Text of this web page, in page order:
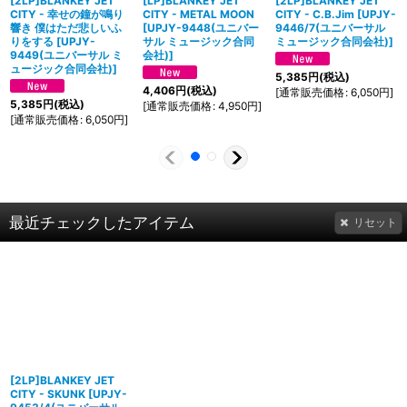
CITY - 幸せの鐘が鳴り
響き 僕はただ悲しいふ
りをする [UPJY-
9449(ユニバーサル ミ
ュージック合同会社)]
5,385円(税込)
[通常販売価格: 6,050円]
CITY - METAL MOON
[UPJY-9448(ユニバー
サル ミュージック合同
会社)]
4,406円(税込)
[通常販売価格: 4,950円]
CITY - C.B.Jim [UPJY-
9446/7(ユニバーサル
ミュージック合同会社)]
5,385円(税込)
[通常販売価格: 6,050円]
最近チェックしたアイテム リセット
[2LP]BLANKEY JET
CITY - SKUNK [UPJY-